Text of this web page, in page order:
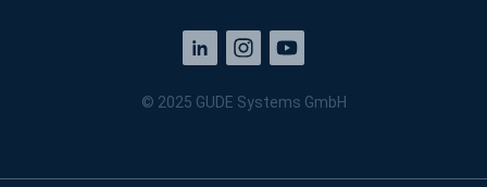
© 2025 GUDE Systems GmbH